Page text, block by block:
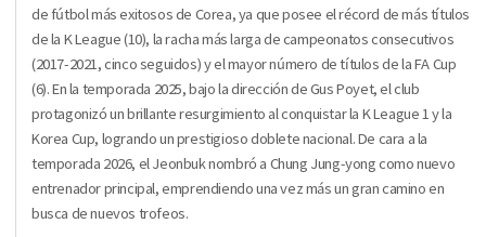
de fútbol más exitosos de Corea, ya que posee el récord de más títulos
de la K League (10), la racha más larga de campeonatos consecutivos
(2017-2021, cinco seguidos) y el mayor número de títulos de la FA Cup
(6). En la temporada 2025, bajo la dirección de Gus Poyet, el club
protagonizó un brillante resurgimiento al conquistar la K League 1 y la
Korea Cup, logrando un prestigioso doblete nacional. De cara a la
temporada 2026, el Jeonbuk nombró a Chung Jung-yong como nuevo
entrenador principal, emprendiendo una vez más un gran camino en
busca de nuevos trofeos.